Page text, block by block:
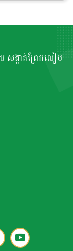
សង្កាត់ព្រែកលៀប